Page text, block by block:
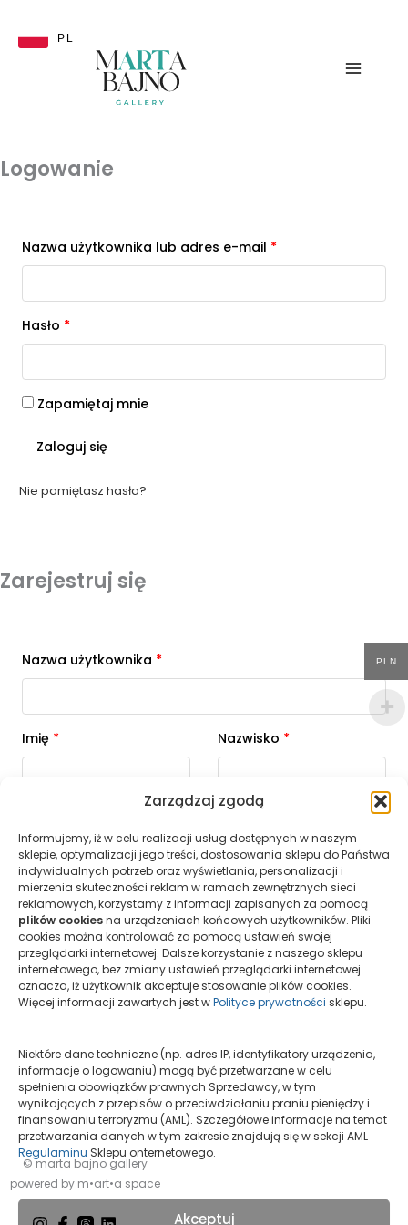
Zarządzaj zgodą
Informujemy, iż w celu realizacji usług dostępnych w naszym
sklepie, optymalizacji jego treści, dostosowania sklepu do Państwa
indywidualnych potrzeb oraz wyświetlania, personalizacji i
mierzenia skuteczności reklam w ramach zewnętrznych sieci
reklamowych, korzystamy z informacji zapisanych za pomocą
plików cookiesna urządzeniach końcowych użytkowników. Pliki
cookies można kontrolować za pomocą ustawień swojej
przeglądarki internetowej. Dalsze korzystanie z naszego sklepu
internetowego, bez zmiany ustawień przeglądarki internetowej
oznacza, iż użytkownik akceptuje stosowanie plików cookies.
Więcej informacji zawartych jest wPolityce prywatności sklepu.
Niektóre dane techniczne (np. adres IP, identyfikatory urządzenia,
informacje o logowaniu) mogą być przetwarzane w celu
spełnienia obowiązków prawnych Sprzedawcy, w tym
wynikających z przepisów o przeciwdziałaniu praniu pieniędzy i
finansowaniu terroryzmu (AML). Szczegółowe informacje na temat
przetwarzania danych w tym zakresie znajdują się w sekcji AML
Regulaminu Sklepu onternetowego.
Akceptuj
treści
Logowanie
Nazwa użytkownika lub adres e-mail *
Hasło *
Zapamiętaj mnie
Zaloguj się
Nie pamiętasz hasła?
Zarejestruj się
Nazwa użytkownika *
Imię * Nazwisko *
Twoje dane osobowe będą wykorzystywane do obsługi
Twojego zamówienia,
ułatwienia korzystania z tego serwisu oraz do innych
celów, które opisuje naszapolityka prywatności.
Zarejestruj się
© marta bajno gallery
powered by m•art•a space
PL
PLN